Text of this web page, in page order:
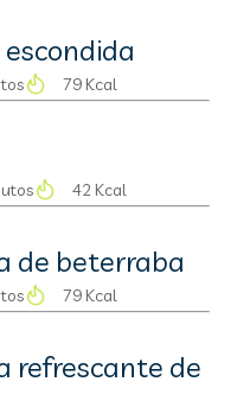
79 Kcal
42 Kcal
de beterraba
79 Kcal
refrescante de